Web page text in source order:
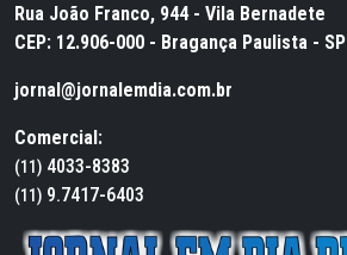
Rua João Franco, 944 - Vila Bernadete
CEP: 12.906-000 - Bragança Paulista - SP
jornal@jornalemdia.com.br
Comercial:
(11) 4033-8383
(11) 9.7417-6403